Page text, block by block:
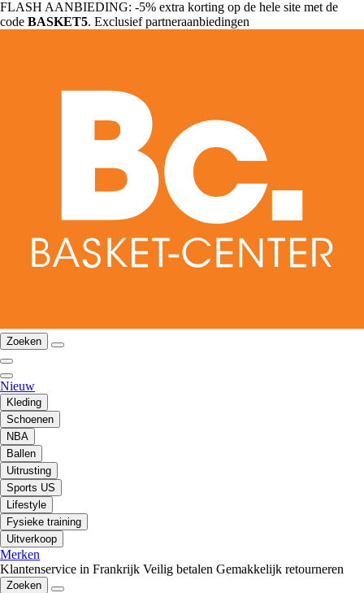
FLASH AANBIEDING: -5% extra korting op de hele site met de
code BASKET5. Exclusief partneraanbiedingen
Zoeken
Nieuw
Kleding
Schoenen
NBA
Ballen
Uitrusting
Sports US
Lifestyle
Fysieke training
Uitverkoop
Merken
Klantenservice in Frankrijk Veilig betalen Gemakkelijk retourneren
Zoeken